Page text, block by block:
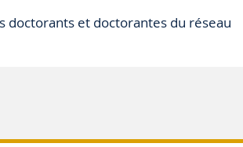
doctorants et doctorantes du réseau